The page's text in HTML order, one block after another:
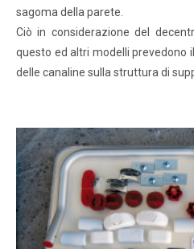
sagoma della parete.
Ciò in considerazione del
questo ed altri modelli prevedono
delle canaline sulla struttura di